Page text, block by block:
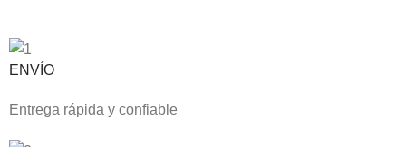
ENVÍO
Entrega rápida y confiable